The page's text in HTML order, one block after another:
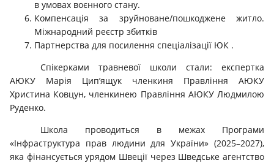
в умовах воєнного стану.
Компенсація за зруйноване/пошкоджене житло.
Міжнародний реєстр збитків
Партнерства для посилення спеціалізації ЮК .
Спікерками травневої школи стали: експертка
АЮКУ Марія Цип’ящук членкиня Правління АЮКУ
Христина Ковцун, членкинею Правління АЮКУ Людмилою
Руденко.
Школа проводиться в межах Програми
«Інфраструктура прав людини для України» (2025–2027),
яка фінансується урядом Швеції через Шведське агентство